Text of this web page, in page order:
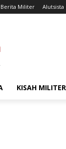
Berita Militer Alutsista
KISAH MILITER